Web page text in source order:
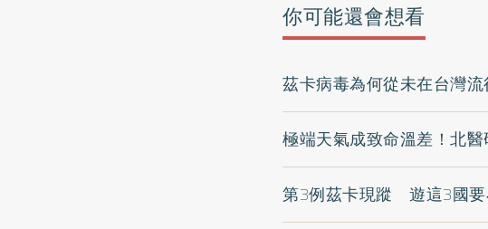
你可能還會想看
茲卡病毒為何從未在台灣
極端天氣成致命溫差！北
第3例茲卡現蹤 遊這3國要